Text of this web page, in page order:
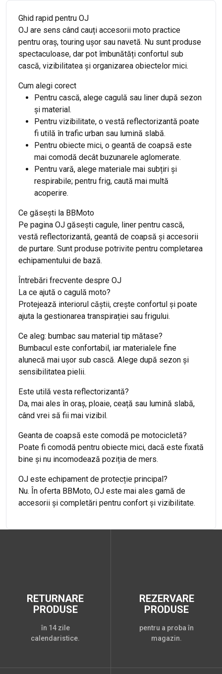
Ghid rapid pentru OJ
OJ are sens când cauți accesorii moto practice
pentru oraș, touring ușor sau navetă. Nu sunt produse
spectaculoase, dar pot îmbunătăți confortul sub
cască, vizibilitatea și organizarea obiectelor mici.
Cum alegi corect
Pentru cască, alege cagulă sau liner după sezon
și material.
Pentru vizibilitate, o vestă reflectorizantă poate
fi utilă în trafic urban sau lumină slabă.
Pentru obiecte mici, o geantă de coapsă este
mai comodă decât buzunarele aglomerate.
Pentru vară, alege materiale mai subțiri și
respirabile; pentru frig, caută mai multă
acoperire.
Ce găsești la BBMoto
Pe pagina OJ găsești cagule, liner pentru cască,
vestă reflectorizantă, geantă de coapsă și accesorii
de purtare. Sunt produse potrivite pentru completarea
echipamentului de bază.
Întrebări frecvente despre OJ
La ce ajută o cagulă moto?
Protejează interiorul căștii, crește confortul și poate
ajuta la gestionarea transpirației sau frigului.
Ce aleg: bumbac sau material tip mătase?
Bumbacul este confortabil, iar materialele fine
alunecă mai ușor sub cască. Alege după sezon și
sensibilitatea pielii.
Este utilă vesta reflectorizantă?
Da, mai ales în oraș, ploaie, ceață sau lumină slabă,
când vrei să fii mai vizibil.
Geanta de coapsă este comodă pe motocicletă?
Poate fi comodă pentru obiecte mici, dacă este fixată
bine și nu incomodează poziția de mers.
OJ este echipament de protecție principal?
Nu. În oferta BBMoto, OJ este mai ales gamă de
accesorii și completări pentru confort și vizibilitate.
RETURNARE
PRODUSE
în 14 zile
calendaristice.
REZERVARE
PRODUSE
pentru a proba în
magazin.